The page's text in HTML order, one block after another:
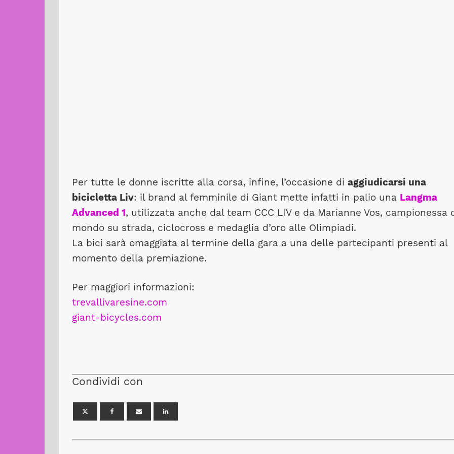
Per tutte le donne iscritte alla corsa, infine, l’occasione di aggiudicarsi una
bicicletta Liv: il brand al femminile di Giant mette infatti in palio una Langma
Advanced 1, utilizzata anche dal team CCC LIV e da Marianne Vos, campionessa
mondo su strada, ciclocross e medaglia d’oro alle Olimpiadi.
La bici sarà omaggiata al termine della gara a una delle partecipanti presenti al
momento della premiazione.
Per maggiori informazioni:
trevallivaresine.com
giant-bicycles.com
Condividi con